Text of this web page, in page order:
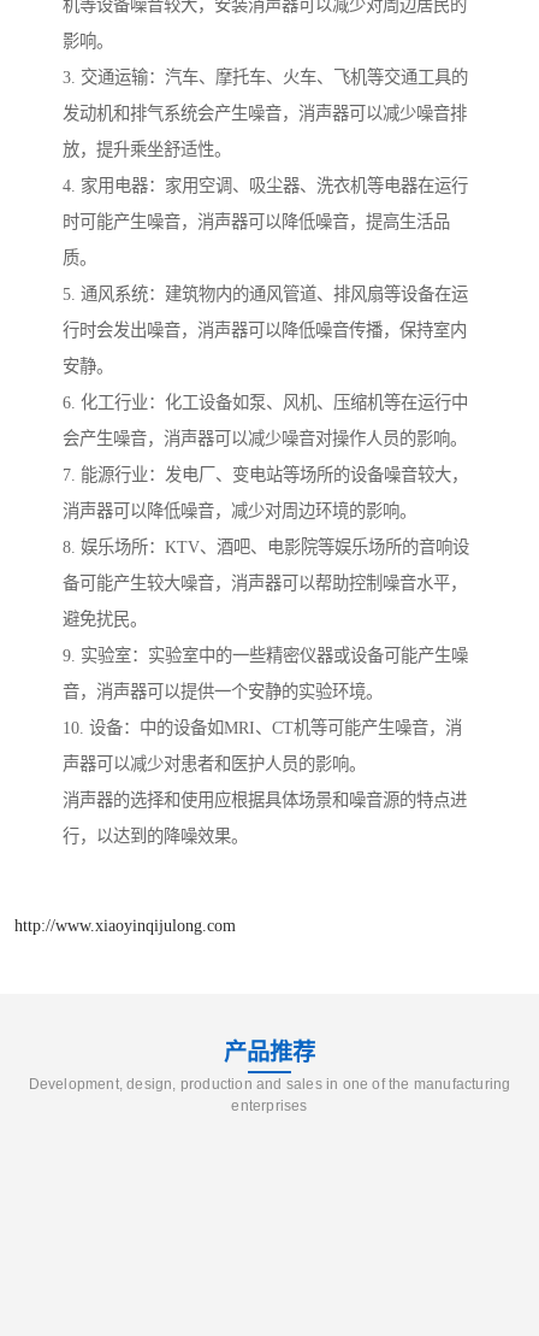
机等设备噪音较大，安装消声器可以减少对周边居民的
影响。
3. 交通运输：汽车、摩托车、火车、飞机等交通工具的
发动机和排气系统会产生噪音，消声器可以减少噪音排
放，提升乘坐舒适性。
4. 家用电器：家用空调、吸尘器、洗衣机等电器在运行
时可能产生噪音，消声器可以降低噪音，提高生活品
质。
5. 通风系统：建筑物内的通风管道、排风扇等设备在运
行时会发出噪音，消声器可以降低噪音传播，保持室内
安静。
6. 化工行业：化工设备如泵、风机、压缩机等在运行中
会产生噪音，消声器可以减少噪音对操作人员的影响。
7. 能源行业：发电厂、变电站等场所的设备噪音较大，
消声器可以降低噪音，减少对周边环境的影响。
8. 娱乐场所：KTV、酒吧、电影院等娱乐场所的音响设
备可能产生较大噪音，消声器可以帮助控制噪音水平，
避免扰民。
9. 实验室：实验室中的一些精密仪器或设备可能产生噪
音，消声器可以提供一个安静的实验环境。
10. 设备：中的设备如MRI、CT机等可能产生噪音，消
声器可以减少对患者和医护人员的影响。
消声器的选择和使用应根据具体场景和噪音源的特点进
行，以达到的降噪效果。
http://www.xiaoyinqijulong.com
产品推荐
Development, design, production and sales in one of the manufacturing
enterprises